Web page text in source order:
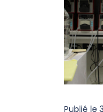
Publié le